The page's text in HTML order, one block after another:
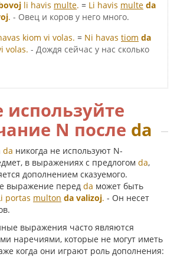
li havis multe. = Li havis multe da
. - Овец и коров у него много.
kiom vi volas. = Ni havas tiom da
volas. - Дождя сейчас у нас сколько
используйте
N после da
da никогда не используют N-
в выражениях с предлогом da,
дополнением сказуемого.
выражение перед da может быть
portas multon da valizoj. - Он несет
выражения часто являются
наречиями, которые не могут иметь
когда они играют роль дополнения: